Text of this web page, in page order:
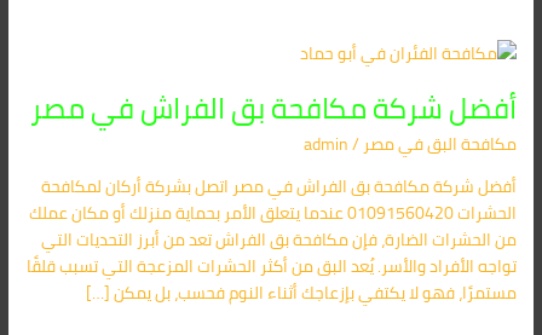
أفضل شركة مكافحة بق الفراش في مصر
مكافحة البق​ في مصر/
admin
أفضل شركة مكافحة بق الفراش في مصر اتصل بشركة أركان لمكافحة
الحشرات 01091560420 عندما يتعلق الأمر بحماية منزلك أو مكان عملك
من الحشرات الضارة، فإن مكافحة بق الفراش تعد من أبرز التحديات التي
تواجه الأفراد والأسر. يُعد البق من أكثر الحشرات المزعجة التي تسبب قلقًا
مستمرًا، فهو لا يكتفي بإزعاجك أثناء النوم فحسب، بل يمكن […]
أفضل
مكافحة
بق
الفراش
في
مصر